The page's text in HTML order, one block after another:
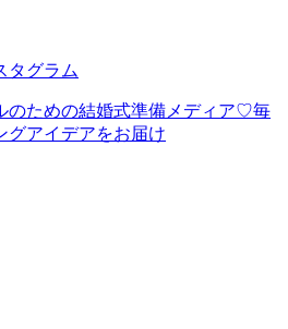
タグラム
のための結婚式準備メディア♡毎
グアイデアをお届け